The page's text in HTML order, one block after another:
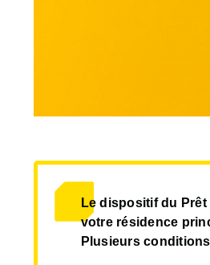
Le dispositif du
votre résidence
Plusieurs